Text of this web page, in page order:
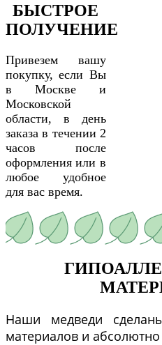
БЫСТРОЕ
ПОЛУЧЕНИЕ
Привезем вашу
покупку, если Вы
в Москве и
Московской
области, в день
заказа в течении 2
часов после
оформления или в
любое удобное
для вас время.
Наши медведи
материалов и